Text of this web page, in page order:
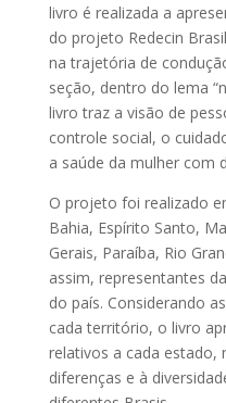
livro é realizada a
do projeto Redecin
na trajetória de
seção, dentro do lema
livro traz a visão de
controle social, o
a saúde da mulher com
O projeto foi realizado
Bahia, Espírito Santo,
Gerais, Paraíba, Rio
assim, representantes
do país. Considerando
cada território, o livro
relativos a cada estado,
diferenças e à